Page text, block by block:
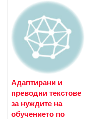
Адаптирани и
преводни текстове
за нуждите на
обучението по